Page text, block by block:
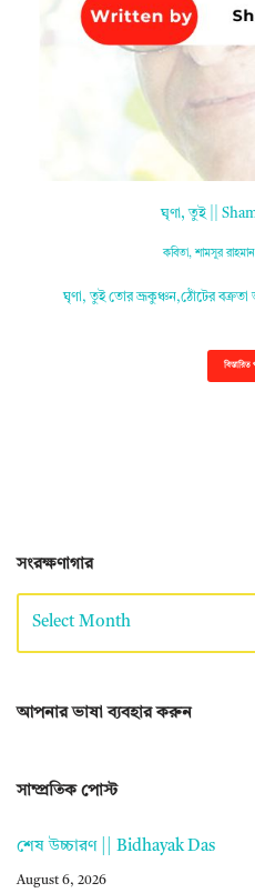
ঘৃণা, তুই ||
কবিতা,শামসুর রাহমান
ঘৃণা, তুই তোর ভ্রূকুঞ্চন,ঠোঁটের বক্রতা
সংরক্ষণাগার
আপনার ভাষা ব্যবহার করুন
সাম্প্রতিক পোস্ট
শেষ উচ্চারণ || Bidhayak Das
August 6, 2026